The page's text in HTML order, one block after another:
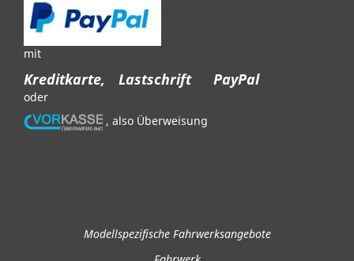
mit
Kreditkarte, Lastschrift PayPal
oder
, also Überweisung
Modellspezifische Fahrwerksangebote